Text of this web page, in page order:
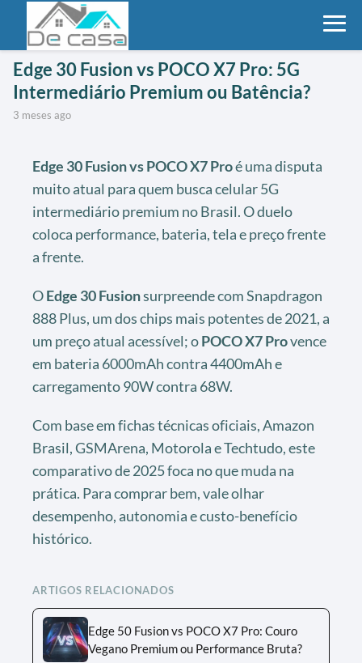
Edge 30 Fusion vs POCO X7 Pro: 5G
Intermediário Premium ou Batência?
3 meses ago
Edge 30 Fusion vs POCO X7 Proé uma disputa
muito atual para quem busca celular 5G
intermediário premium no Brasil. O duelo
coloca performance, bateria, tela e preço frente
a frente.
OEdge 30 Fusionsurpreende com Snapdragon
888 Plus, um dos chips mais potentes de 2021, a
um preço atual acessível; oPOCO X7 Provence
em bateria 6000mAh contra 4400mAh e
carregamento 90W contra 68W.
Com base em fichas técnicas oficiais, Amazon
Brasil, GSMArena, Motorola e Techtudo, este
comparativo de 2025 foca no que muda na
prática. Para comprar bem, vale olhar
desempenho, autonomia e custo-benefício
histórico.
ARTIGOS RELACIONADOS
Edge 50 Fusion vs POCO X7 Pro: Couro
Vegano Premium ou Performance Bruta?